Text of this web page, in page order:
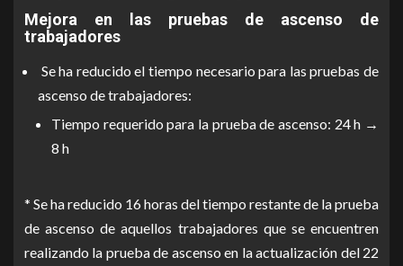
Mejora en las pruebas de ascenso de
trabajadores
Se ha reducido el tiempo necesario para las pruebas de
ascenso de trabajadores:
Tiempo requerido para la prueba de ascenso: 24 h →
8 h
* Se ha reducido 16 horas del tiempo restante de la prueba
de ascenso de aquellos trabajadores que se encuentren
realizando la prueba de ascenso en la actualización del 22